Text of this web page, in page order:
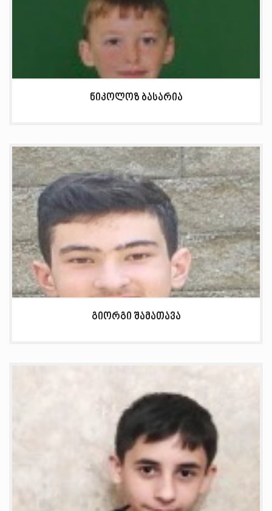
ნიკოლოზ ბასარია
გიორგი შამათავა